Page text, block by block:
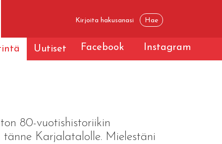
Uutiset Facebook Instagram
80-vuotishistoriikin
tänne Karjalatalolle. Mielestäni